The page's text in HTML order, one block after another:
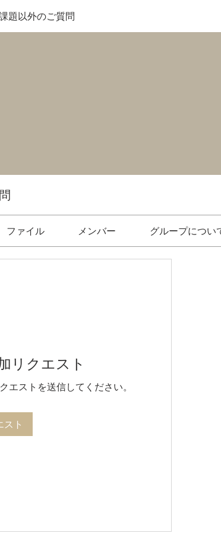
題以外のご質問
ファイル メンバー グループについ
リクエスト
エストを送信してください。
スト